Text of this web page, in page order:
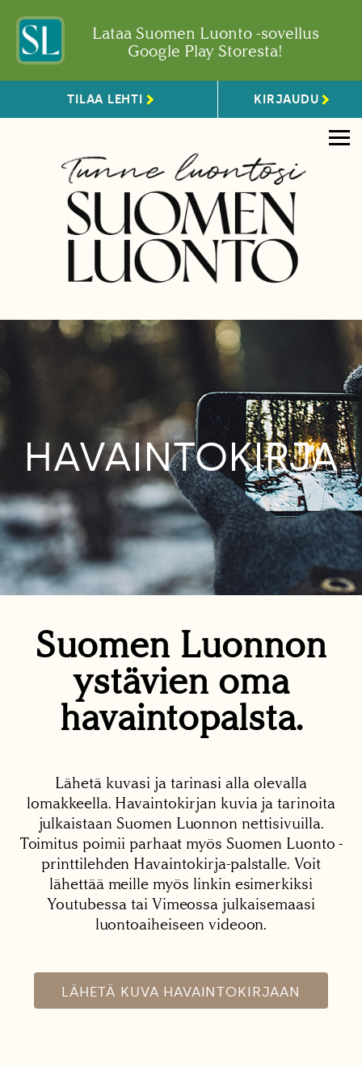
Lataa Suomen Luonto -sovellus
Google Play Storesta!
TILAA LEHTI KIRJAUDU
HAVAINTOKIRJA
Suomen Luonnon
ystävien oma
havaintopalsta.
Lähetä kuvasi ja tarinasi alla olevalla
lomakkeella. Havaintokirjan kuvia ja tarinoita
julkaistaan Suomen Luonnon nettisivuilla.
Toimitus poimii parhaat myös Suomen Luonto -
printtilehden Havaintokirja-palstalle. Voit
lähettää meille myös linkin esimerkiksi
Youtubessa tai Vimeossa julkaisemaasi
luontoaiheiseen videoon.
LÄHETÄ KUVA HAVAINTOKIRJAAN